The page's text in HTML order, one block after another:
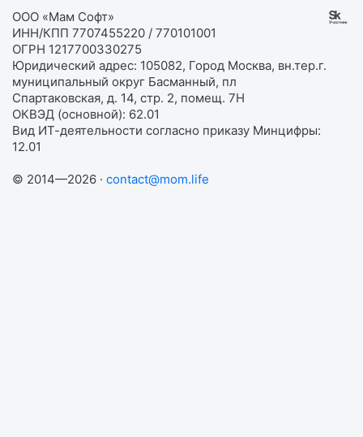
ООО «Мам Софт»
ИНН/КПП 7707455220 / 770101001
ОГРН 1217700330275
Юридический адрес: 105082, Город Москва, вн.тер.г.
муниципальный округ Басманный, пл
Спартаковская, д. 14, стр. 2, помещ. 7Н
ОКВЭД (основной): 62.01
Вид ИТ-деятельности согласно приказу Минцифры:
12.01
© 2014—2026 · contact@mom.life